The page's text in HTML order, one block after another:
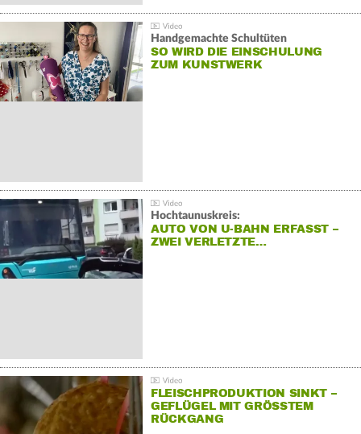
Handgemachte Schultüten
SO WIRD DIE EINSCHULUNG
ZUM KUNSTWERK
Hochtaunuskreis:
AUTO VON U-BAHN ERFASST –
ZWEI VERLETZTE…
FLEISCHPRODUKTION SINKT –
GEFLÜGEL MIT GRÖSSTEM R
ÜCKGANG